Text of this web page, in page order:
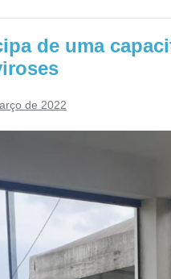
de uma
de 2022